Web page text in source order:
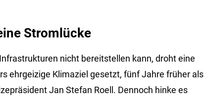
Stromlücke
nicht bereitstellen kann, droht eine
ehrgeizige Klimaziel gesetzt, fünf Jahre früher als
Jan Stefan Roell. Dennoch hinke es